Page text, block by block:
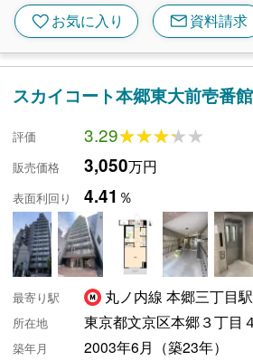
favoriteお気に入り mail資料請求
スカイコート本郷東大前壱番館
評価 3.29★★★★★
★★★★★
販売価格 3,050万円
表面利回り 4.41 ％
最寄り駅 丸ノ内線 本郷三丁目
所在地 東京都文京区本郷３丁目
築年月 2003年6月（築23年）